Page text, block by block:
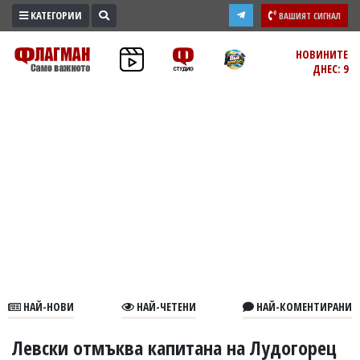
ПРОМО
ЗОНА
КАТЕГОРИИ ВАШИЯТ СИГНАЛ
НОВИНИТЕ
ДНЕС: 9
НАЙ-НОВИ НАЙ-ЧЕТЕНИ НАЙ-КОМЕНТИРАНИ
Левски отмъква капитана на Лудогорец